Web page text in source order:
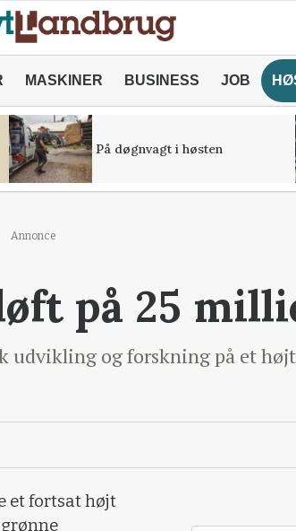
MASKINER BUSINESS JOB
På døgnvagt i høsten
Annonce
på 25
og forskning på et
et fortsat højt